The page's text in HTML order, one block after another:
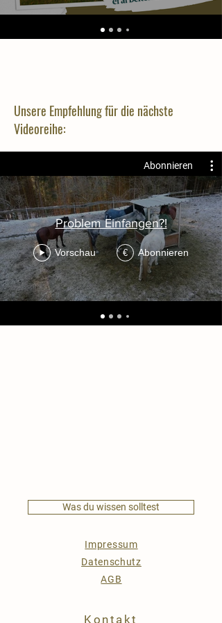
Unsere Empfehlung für die nächste
Videoreihe:
Abonnieren
Problem Einfangen?!
Vorschau € Abonnieren
Was du wissen solltest
Impressum
Datenschutz
AGB
Kontakt